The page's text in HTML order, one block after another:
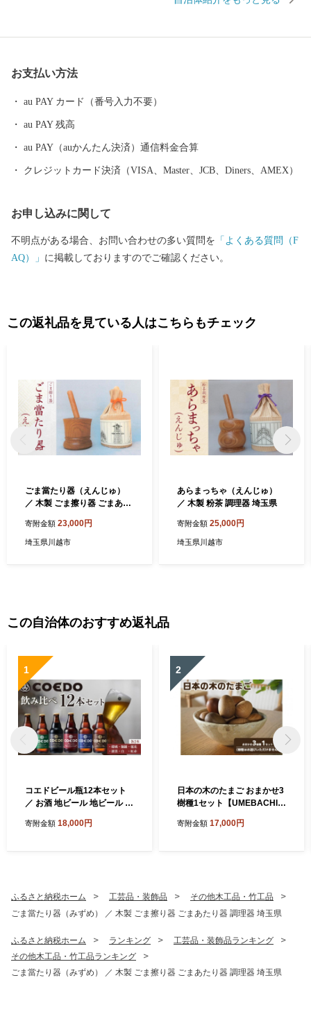
には桓武平氏の流れをくむ武蔵武士の河越氏が館を構え勢力を伸
ました。江戸時代には江戸の北の守りとともに舟運を利用した物
資の集積地として重要視されました。 川越市は、都心から30キロ
物などを生産する近郊農業、交通の利便性を生かした流通業、伝
統に培われた商工業、豊かな歴史と文化を資源とする観光など、
充実した都市機能を有しています。現在も、埼玉県南西部地域の
市像に、さまざまな施策を着実に進めていくことで、その実現に
向けて取り組んでいます。 川越市にゆかりのある方、川越市を
応援したい方 ご支援をよろしくお願いします。
お支払い方法
au PAY カード（番号入力不要）
au PAY 残高
au PAY（auかんたん決済）通信料金合算
クレジットカード決済（VISA、Master、JCB、Diners、AMEX）
お申し込みに関して
不明点がある場合、お問い合わせの多い質問を 「よくある質問（F
AQ）」 に掲載しておりますのでご確認ください。
この返礼品を見ている人はこちらもチェック
ごま當たり器（えんじゅ）
／ 木製 ごま擦り器 ごまあた
寄附金額 23,000円
埼玉県川越市
あらまっちゃ（えんじゅ）
／ 木製 粉茶 調理器 埼玉県
寄附金額 25,000円
埼玉県川越市
この自治体のおすすめ返礼品
1
コエドビール瓶12本セット
／ お酒 地ビール 地ビール ク
寄附金額 18,000円
2
日本の木のたまご おまかせ3
樹種1セット【UMEBACHI F
寄附金額 17,000円
ふるさと納税ホーム 工芸品・装飾品
その他木工品・竹工品
ごま當たり器（みずめ） ／ 木製 ごま擦り器 ごまあたり器 調理器 埼玉県
ふるさと納税ホーム ランキング
工芸品・装飾品ランキング
その他木工品・竹工品ランキング
ごま當たり器（みずめ） ／ 木製 ごま擦り器 ごまあたり器 調理器 埼玉県